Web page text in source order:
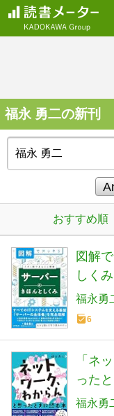
福永 勇二の新刊
おすすめ順
図解
しくみ
福永勇
6
「ネ
った
福永勇